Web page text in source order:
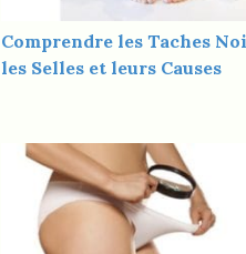
Comprendre les Taches
les Selles et leurs Causes